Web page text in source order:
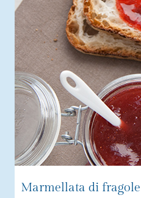
Marmellata di